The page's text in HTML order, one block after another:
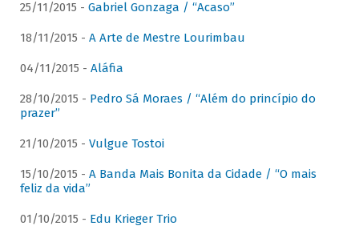
25/11/2015 - Gabriel Gonzaga / “Acaso”
18/11/2015 - A Arte de Mestre Lourimbau
04/11/2015 - Aláfia
28/10/2015 - Pedro Sá Moraes / “Além do princípio do
prazer”
21/10/2015 - Vulgue Tostoi
15/10/2015 - A Banda Mais Bonita da Cidade / “O mais
feliz da vida”
01/10/2015 - Edu Krieger Trio